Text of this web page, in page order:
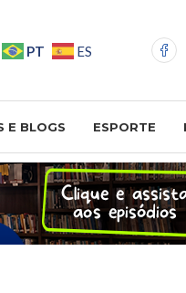
PT ES
E BLOGS ESPORTE